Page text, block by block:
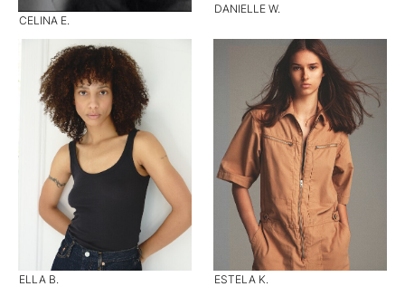
CELINA E.
DANIELLE W.
ELLA B. ESTELA K.